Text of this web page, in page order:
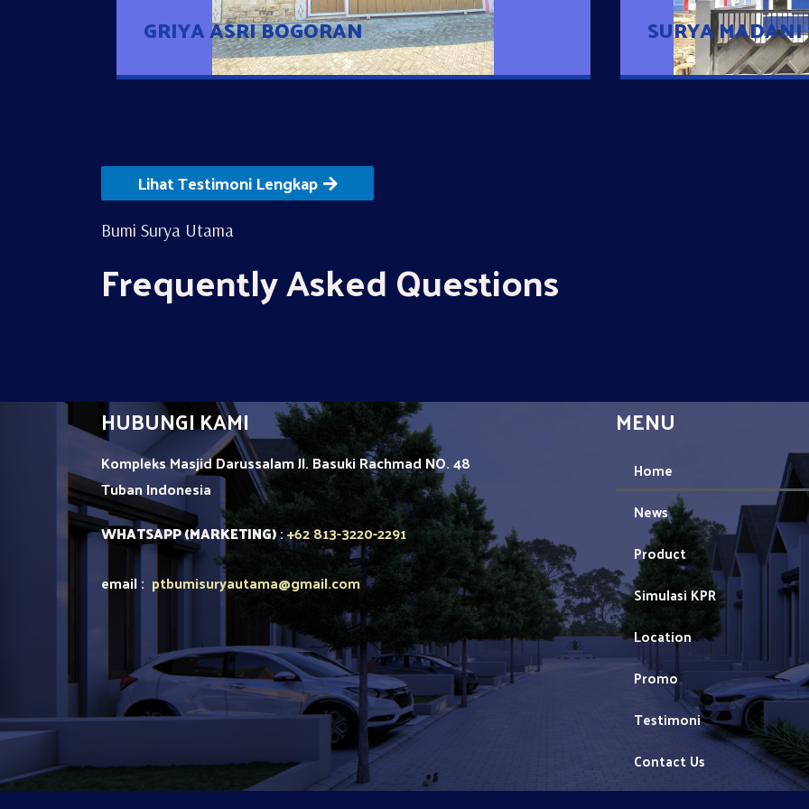
GRIYA ASRI BOGORAN SURYA
Lihat Testimoni Lengkap
Bumi Surya Utama
Frequently Asked Questions
HUBUNGI KAMI
Kompleks Masjid Darussalam Jl. Basuki Rachmad NO. 48
TubanIndonesia
WHATSAPP (MARKETING):+62 813-3220-2291
email : ptbumisuryautama@gmail.com
MENU
Home
News
Product
Simulasi KPR
Location
Promo
Testimoni
Contact Us